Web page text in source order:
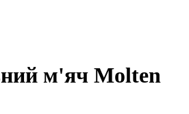
м'яч Molten